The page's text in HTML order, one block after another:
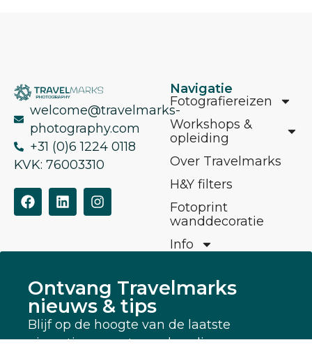
welcome@travelmarks-
photography.com
+31 (0)6 1224 0118
KVK: 76003310
Navigatie
Fotografiereizen
Workshops &
opleiding
Over Travelmarks
H&Y filters
Fotoprint
wanddecoratie
Info
Ontvang Travelmarks
nieuws & tips
Blijf op de hoogte van de laatste
nieuwtjes en ontvang handige